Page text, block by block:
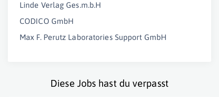
Linde Verlag Ges.m.b.H
CODICO GmbH
Max F. Perutz Laboratories Support GmbH
Diese Jobs hast du verpasst